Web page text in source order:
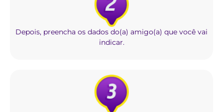
Depois, preencha os dados do(a) amigo(a) que você vai
indicar.